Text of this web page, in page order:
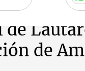
de
de